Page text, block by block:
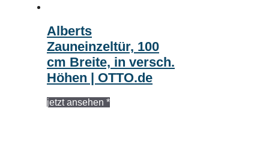
Alberts
Zauneinzeltür, 100
cm Breite, in versch.
Höhen | OTTO.de
jetzt ansehen *